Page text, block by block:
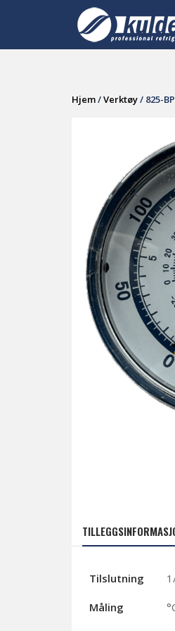
Hjem/Verktøy/ 825-
Tilslutning
Måling